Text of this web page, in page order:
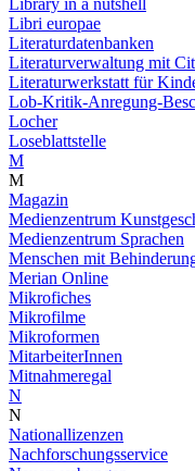
Library in a nutshell
Libri europae
Literaturdatenbanken
Literaturverwaltung mit
Literaturwerkstatt für
Lob-Kritik-Anregung-
Locher
Loseblattstelle
M
M
Magazin
Medienzentrum
Medienzentrum Sprachen
Menschen mit
Merian Online
Mikrofiches
Mikrofilme
Mikroformen
MitarbeiterInnen
Mitnahmeregal
N
N
Nationallizenzen
Nachforschungsservice